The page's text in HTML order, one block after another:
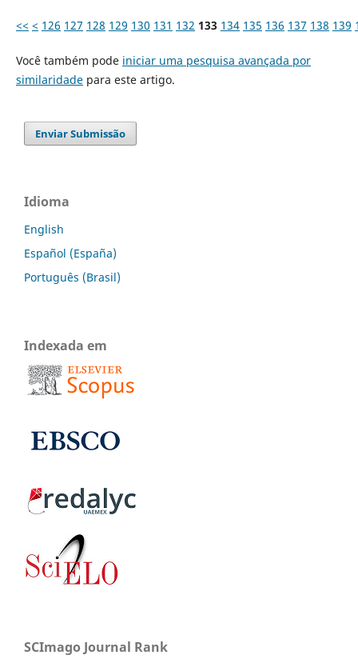
<< < 126 127 128 129 130 131 132 133 134 135 136 137 138 139
Você também pode iniciar uma pesquisa avançada por
similaridadepara este artigo.
Enviar Submissão
Idioma
English
Español (España)
Português (Brasil)
Indexada em
SCImago Journal Rank